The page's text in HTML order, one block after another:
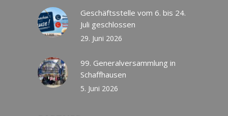
Geschäftsstelle vom 6. bis 24.
Juli geschlossen
29. Juni 2026
99. Generalversammlung in
Schaffhausen
5. Juni 2026